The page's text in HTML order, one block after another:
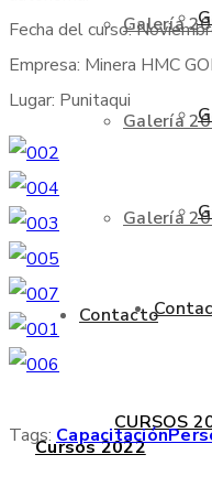
Galería
Galería
Galería
Contacto
Cursos 2022
CURSOS
Fecha del curso:
Empresa: Minera HMC
Lugar: Punitaqui
Tags: Capacitación